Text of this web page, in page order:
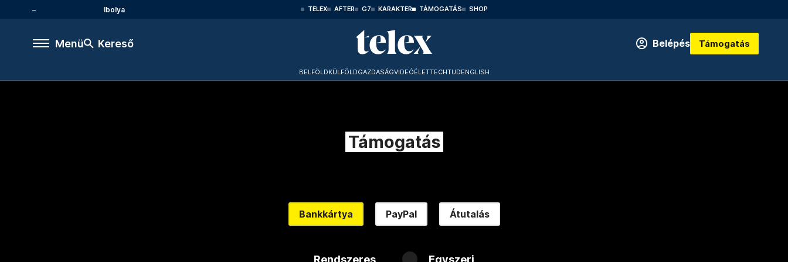
Ibolya TELEX AFTER G7 KARAKTER TÁMOGATÁS SHOP
Menü Kereső Belépés Támogatás
BELFÖLDKÜLFÖLDGAZDASÁGVIDEÓÉLETTECHTUDENGLISH
Támogatás
Bankkártya PayPal Átutalás
Rendszeres Egyszeri